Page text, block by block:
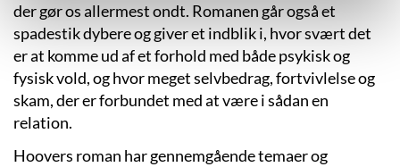
der gør os allermest ondt. Romanen går også et
spadestik dybere og giver et indblik i, hvor svært det
er at komme ud af et forhold med både psykisk og
fysisk vold, og hvor meget selvbedrag, fortvivlelse og
skam, der er forbundet med at være i sådan en
relation.
Hoovers roman har gennemgående temaer og